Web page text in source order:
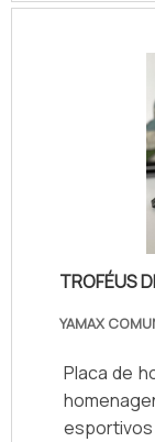
TROFÉUS
YAMAX
Placa de